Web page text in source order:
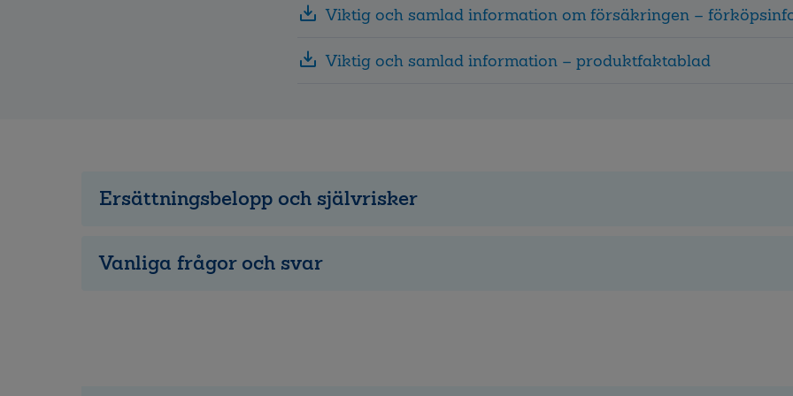
Viktig och samlad information om försäkringen –
Viktig och samlad information – produktfaktablad
Ersättningsbelopp och självrisker
Vanliga frågor och svar